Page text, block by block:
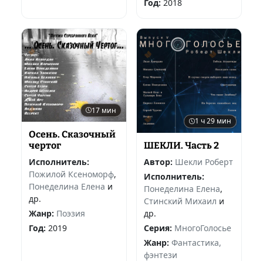
Год: 2018
17 мин
Осень. Сказочный
чертог
Исполнитель:
Пожилой Ксеноморф,
Понеделина Елена и
др.
Жанр: Поэзия
Год: 2019
1 ч 29 мин
ШЕКЛИ. Часть 2
Автор: Шекли Роберт
Исполнитель:
Понеделина Елена,
Стинский Михаил и
др.
Серия: МногоГолосье
Жанр: Фантастика,
фэнтези